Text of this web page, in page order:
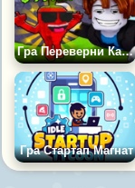
Гра Переверни Камінь і Отримай Брейнов Оббі Магнат 3D
Гра Стартап Магнат